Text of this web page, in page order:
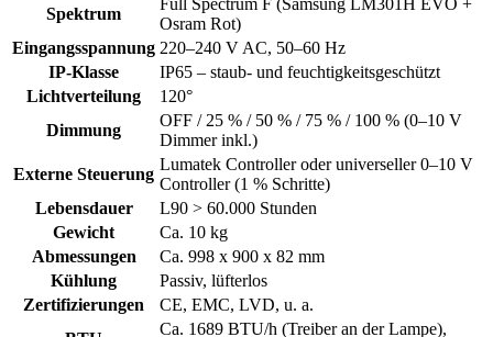
Spektrum
Full Spectrum F (Samsung LM301H EVO +
Osram Rot)
Eingangsspannung 220–240 V AC, 50–60 Hz
IP-Klasse
IP65 – staub- und feuchtigkeitsgeschützt
Lichtverteilung
120°
Dimmung
OFF / 25 % / 50 % / 75 % / 100 % (0–10 V
Dimmer inkl.)
Externe Steuerung
Lumatek Controller oder universeller 0–10 V
Controller (1 % Schritte)
Lebensdauer
L90 > 60.000 Stunden
Gewicht
Ca. 10 kg
Abmessungen
Ca. 998 x 900 x 82 mm
Kühlung
Passiv, lüfterlos
Zertifizierungen
CE, EMC, LVD, u. a.
Ca. 1689 BTU/h (Treiber an der Lampe),